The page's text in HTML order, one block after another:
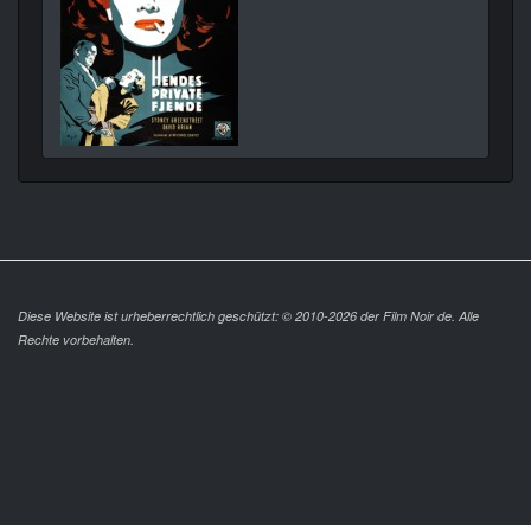
Diese Website ist urheberrechtlich geschützt: © 2010-2026 der Film Noir de. Alle
Rechte vorbehalten.